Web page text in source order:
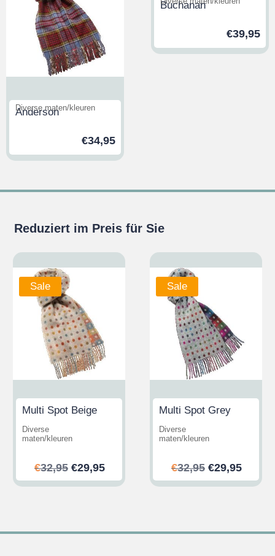
Anderson
Diverse maten/kleuren
€34,95
Buchanan
€39,95
Reduziert im Preis für Sie
Sale
Multi Spot Beige
Diverse
maten/kleuren
€32,95 Ursprünglicher
Preis
€29,95Aktueller
Preis
Sale
Multi Spot Grey
Diverse
maten/kleuren
€32,95
Preis
€29,95
Preis